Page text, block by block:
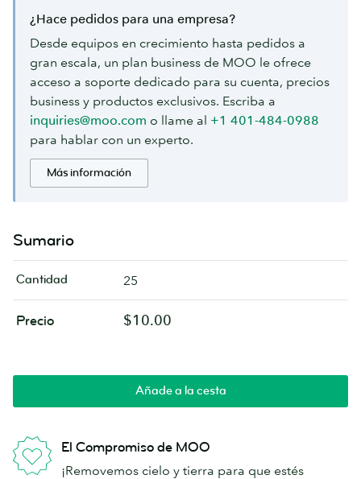
¿Hace pedidos para una empresa?
Desde equipos en crecimiento hasta pedidos a
gran escala, un plan business de MOO le ofrece
acceso a soporte dedicado para su cuenta, precios
business y productos exclusivos. Escriba a
inquiries@moo.com o llame al +1 401-484-0988
para hablar con un experto.
Más información
Sumario
Cantidad 25
Precio $10.00
Añade a la cesta
El Compromiso de MOO
¡Removemos cielo y tierra para que estés